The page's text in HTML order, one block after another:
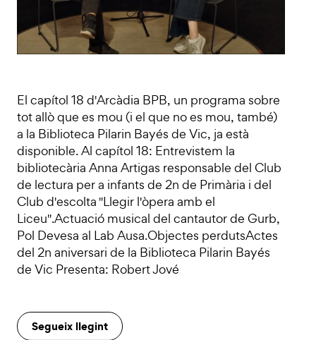
El capítol 18 d'Arcàdia BPB, un programa sobre
tot allò que es mou (i el que no es mou, també)
a la Biblioteca Pilarin Bayés de Vic, ja està
disponible. Al capítol 18: Entrevistem la
bibliotecària Anna Artigas responsable del Club
de lectura per a infants de 2n de Primària i del
Club d'escolta "Llegir l'òpera amb el
Liceu".Actuació musical del cantautor de Gurb,
Pol Devesa al Lab Ausa.Objectes perdutsActes
del 2n aniversari de la Biblioteca Pilarin Bayés
de Vic Presenta: Robert Jové
Segueix llegint